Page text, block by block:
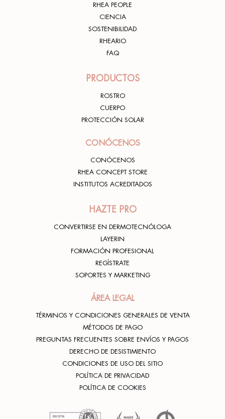
RHEA PEOPLE
CIENCIA
SOSTENIBILIDAD
RHEARIO
FAQ
PRODUCTOS
ROSTRO
CUERPO
PROTECCIÓN SOLAR
CONÓCENOS
CONÓCENOS
RHEA CONCEPT STORE
INSTITUTOS ACREDITADOS
HAZTE PRO
CONVERTIRSE EN DERMOTECNÓLOGA
LAYERIN
FORMACIÓN PROFESIONAL
REGÍSTRATE
SOPORTES Y MARKETING
ÁREA LEGAL
TÉRMINOS Y CONDICIONES GENERALES DE VENTA
MÉTODOS DE PAGO
PREGUNTAS FRECUENTES SOBRE ENVÍOS Y PAGOS
DERECHO DE DESISTIMIENTO
CONDICIONES DE USO DEL SITIO
POLÍTICA DE PRIVACIDAD
POLÍTICA DE COOKIES